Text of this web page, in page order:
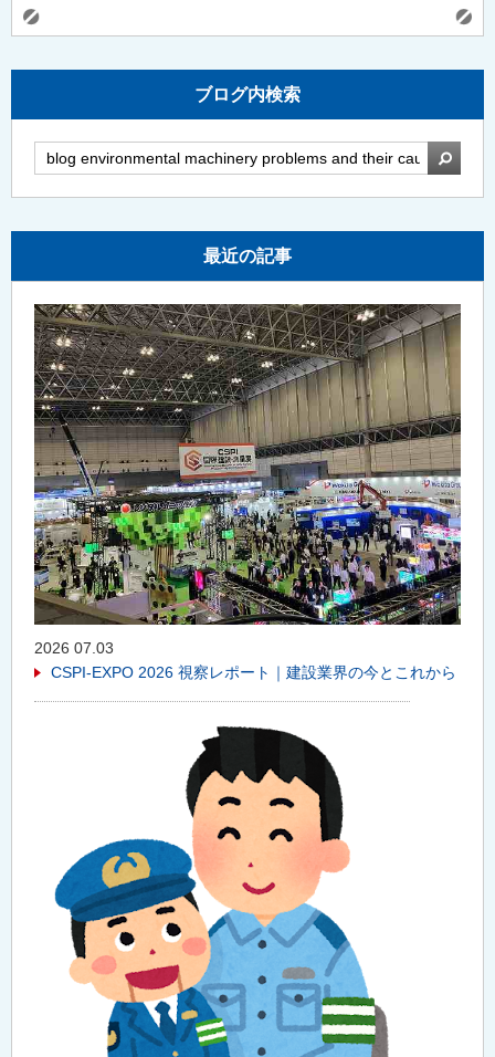
ブログ内検索
検索
最近の記事
2026 07.03
CSPI-EXPO 2026 視察レポート｜建設業界の今とこれから